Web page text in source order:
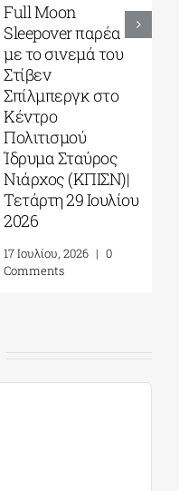
Full Moon
Sleepover παρέα
με το σινεμά του
Στίβεν
Σπίλμπεργκ στο
Κέντρο
Πολιτισμού
Ίδρυμα Σταύρος
Νιάρχος (ΚΠΙΣΝ)|
Τετάρτη 29 Ιουλίου
2026
17 Ιουλίου, 2026 | 0
Comments